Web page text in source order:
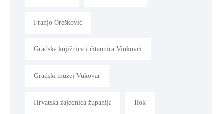
Franjo Orešković
Gradska knjižnica i čitaonica Vinkovci
Gradski muzej Vukovar
Hrvatska zajednica županija Ilok